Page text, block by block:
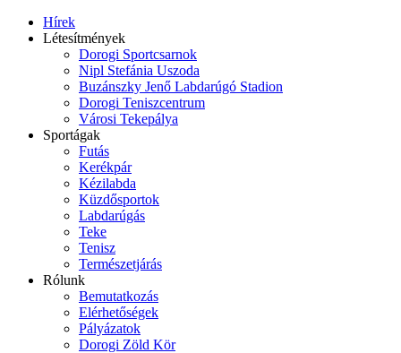
Hírek
Létesítmények
Dorogi Sportcsarnok
Nipl Stefánia Uszoda
Buzánszky Jenő Labdarúgó Stadion
Dorogi Teniszcentrum
Városi Tekepálya
Sportágak
Futás
Kerékpár
Kézilabda
Küzdősportok
Labdarúgás
Teke
Tenisz
Természetjárás
Rólunk
Bemutatkozás
Elérhetőségek
Pályázatok
Dorogi Zöld Kör